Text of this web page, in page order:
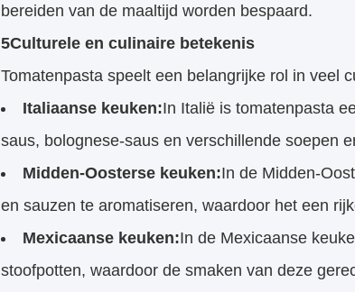
bereiden van de maaltijd worden bespaard.
5Culturele en culinaire betekenis
Tomatenpasta speelt een belangrijke rol in veel
Italiaanse keuken:In Italië is tomatenpasta
saus, bolognese-saus en verschillende soepen
Midden-Oosterse keuken:In de Midden-
en sauzen te aromatiseren, waardoor het een
Mexicaanse keuken:In de Mexicaanse
stoofpotten, waardoor de smaken van deze